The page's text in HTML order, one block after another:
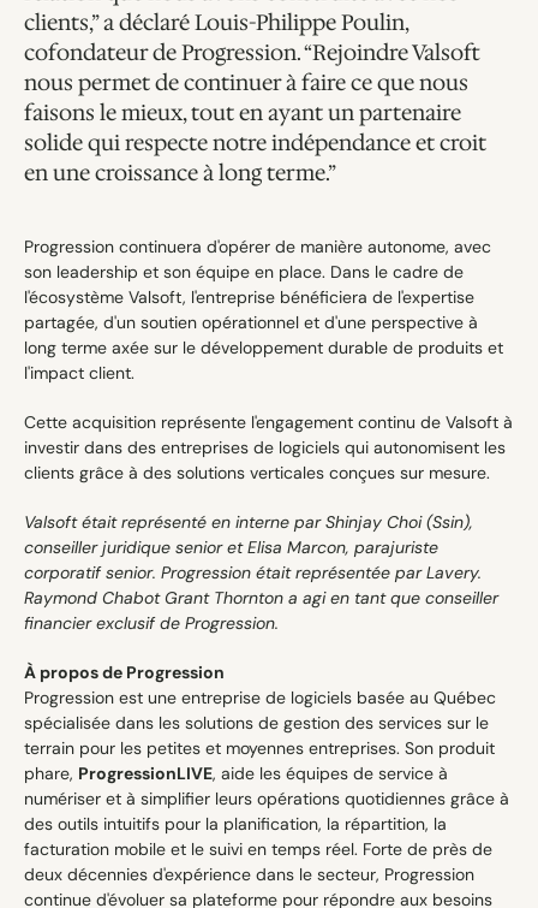
clients,” a déclaré Louis-Philippe Poulin,
cofondateur de Progression. “Rejoindre Valsoft
nous permet de continuer à faire ce que nous
faisons le mieux, tout en ayant un partenaire
solide qui respecte notre indépendance et croit
en une croissance à long terme.”
Progression continuera d'opérer de manière autonome, avec
son leadership et son équipe en place. Dans le cadre de
l'écosystème Valsoft, l'entreprise bénéficiera de l'expertise
partagée, d'un soutien opérationnel et d'une perspective à
long terme axée sur le développement durable de produits et
l'impact client.
Cette acquisition représente l'engagement continu de Valsoft à
investir dans des entreprises de logiciels qui autonomisent les
clients grâce à des solutions verticales conçues sur mesure.
Valsoft était représenté en interne par Shinjay Choi (Ssin),
conseiller juridique senior et Elisa Marcon, parajuriste
corporatif senior. Progression était représentée par Lavery.
Raymond Chabot Grant Thornton a agi en tant que conseiller
financier exclusif de Progression.
À propos de Progression
Progression est une entreprise de logiciels basée au Québec
spécialisée dans les solutions de gestion des services sur le
terrain pour les petites et moyennes entreprises. Son produit
phare, ProgressionLIVE, aide les équipes de service à
numériser et à simplifier leurs opérations quotidiennes grâce à
des outils intuitifs pour la planification, la répartition, la
facturation mobile et le suivi en temps réel. Forte de près de
deux décennies d'expérience dans le secteur, Progression
continue d'évoluer sa plateforme pour répondre aux besoins